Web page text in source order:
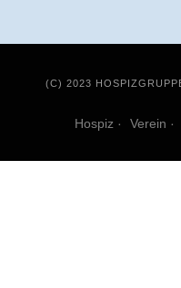
Hospiz Verein
(C) 2023